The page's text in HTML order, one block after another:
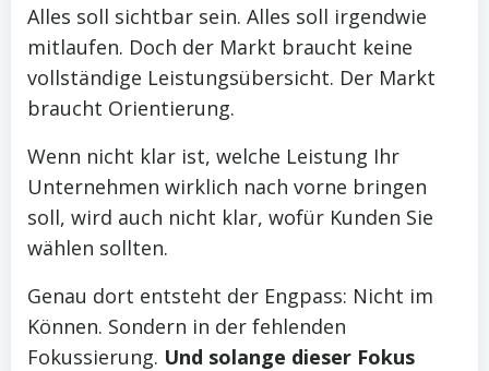
Alles soll sichtbar sein. Alles soll irgendwie
mitlaufen. Doch der Markt braucht keine
vollständige Leistungsübersicht. Der Markt
braucht Orientierung.
Wenn nicht klar ist, welche Leistung Ihr
Unternehmen wirklich nach vorne bringen
soll, wird auch nicht klar, wofür Kunden Sie
wählen sollten.
Genau dort entsteht der Engpass: Nicht im
Können. Sondern in der fehlenden
Fokussierung. Und solange dieser Fokus